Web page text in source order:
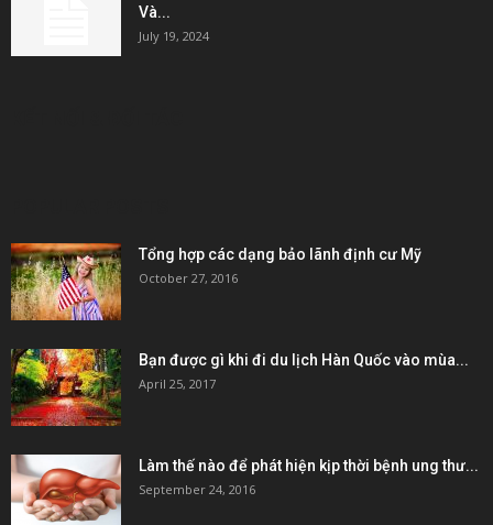
Và...
July 19, 2024
Tổng hợp các dạng bảo lãnh định cư Mỹ
October 27, 2016
Bạn được gì khi đi du lịch Hàn Quốc vào mùa...
April 25, 2017
Làm thế nào để phát hiện kịp thời bệnh ung thư...
September 24, 2016